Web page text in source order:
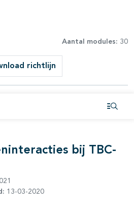
Aantal modules: 30
richtlijn
bij TBC-
13-03-2020